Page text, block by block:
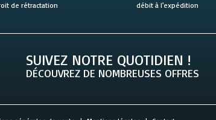
de rétractation débit à l'expédition
SUIVEZ NOTRE QUOTIDIEN !
DÉCOUVREZ DE NOMBREUSES OFFRES